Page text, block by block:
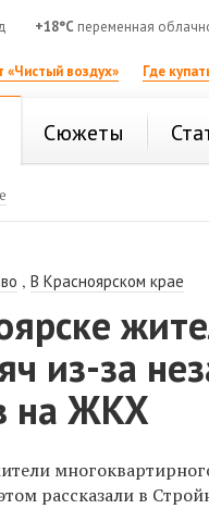
+18°C переменная
«Чистый воздух» Где
Сюжеты
,В Красноярском крае
из-за
на ЖКХ
рассказали в